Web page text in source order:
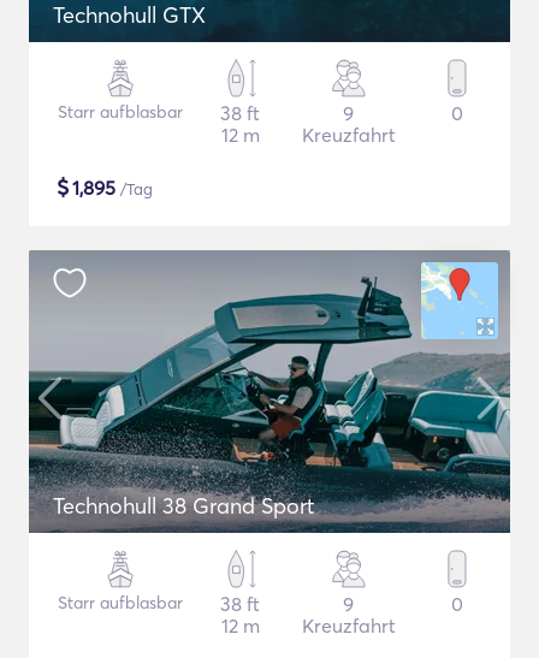
Technohull GTX
Starr aufblasbar
38 ft
12 m
9
Kreuzfahrt
0
$1,895 /Tag
Technohull 38 Grand Sport
Starr aufblasbar
38 ft
12 m
9
Kreuzfahrt
0